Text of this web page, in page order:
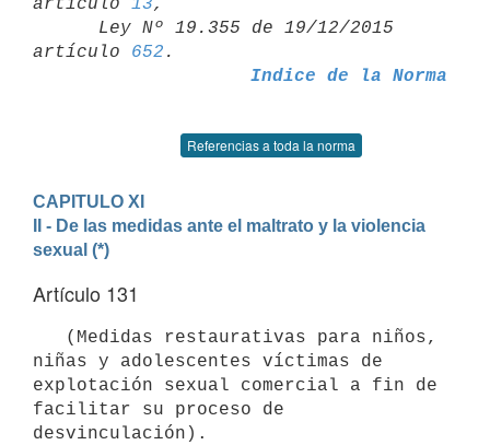
artículo 652
Indice de la Norma
Referencias a toda la norma
CAPITULO XI
II - De las medidas ante el maltrato y la violencia
sexual (*)
Artículo 131
niñas y adolescentes víctimas de
explotación sexual comercial a fin de
facilitar su proceso de
desvinculación).